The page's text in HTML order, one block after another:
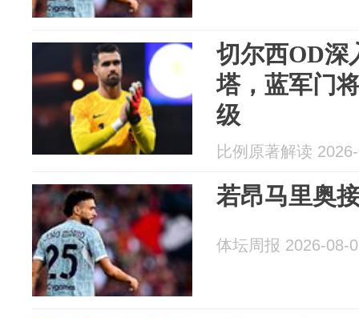
切尔西OD深
塔，蓝军门
级
比例原著解读
若昂马里奥
体坛周报 2026-08-